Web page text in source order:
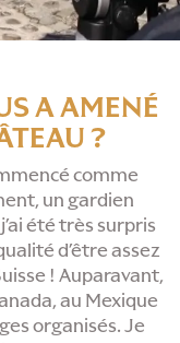
A AMENÉ
?
comme
un gardien
été très surpris
d’être assez
! Auparavant,
au Mexique
organisés. Je